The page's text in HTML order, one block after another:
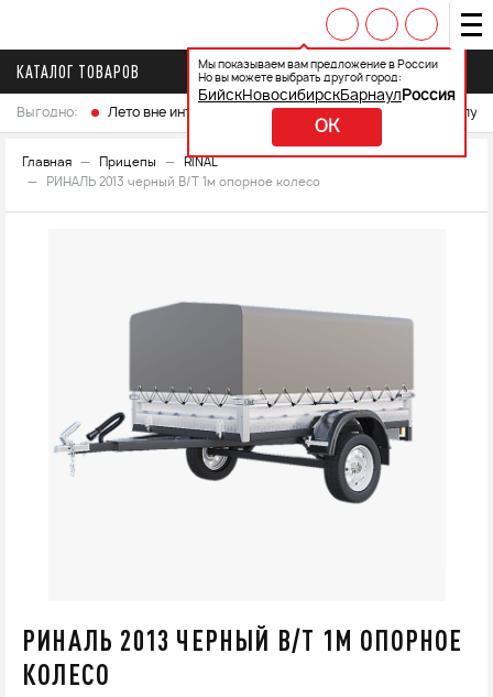
Мы показываем вам предложение в России
Но вы можете выбрать другой город:
БийскНовосибирскБарнаул Россия
OK
КАТАЛОГ ТОВАРОВ
Выгодно: Лето вне интренета Выберите свой мотоцикл и
Главная Прицепы
RINAL
РИНАЛЬ 2013 черный В/Т 1м опорное колесо
РИНАЛЬ 2013 ЧЕРНЫЙ В/Т 1М ОПОРНОЕ
КОЛЕСО